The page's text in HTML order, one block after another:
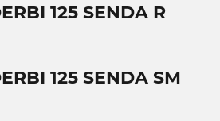
125 SENDA R
125 SENDA SM